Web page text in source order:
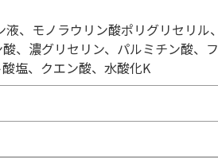
、モノラウリン酸ポリグリセリル、
、濃グリセリン、パルミチン酸、フ
塩、クエン酸、水酸化K